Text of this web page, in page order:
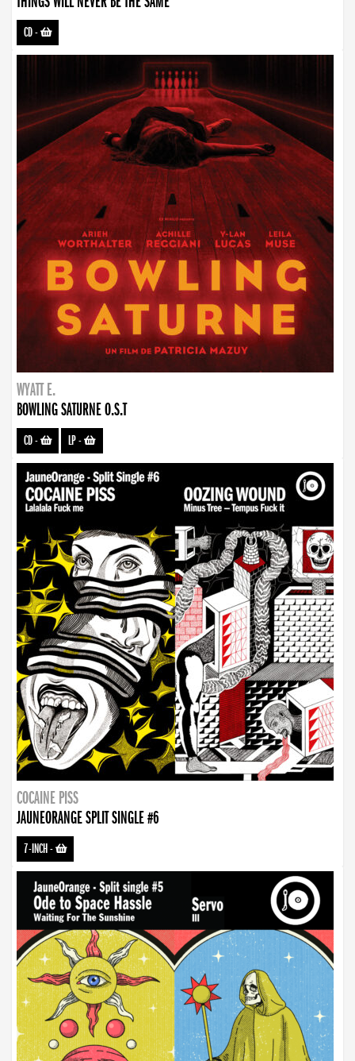
CD-
WYATT E.
BOWLING SATURNE O.S.T
CD- LP-
COCAINE PISS
JAUNEORANGE SPLIT SINGLE #6
7-INCH-